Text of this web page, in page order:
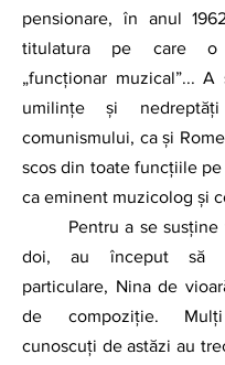
pensionare, în anul
titulatura pe care
„funcționar muzical”...
umilințe și
comunismului, ca și
scos din toate funcțiile pe
ca eminent muzicolog și
doi, au început să
particulare, Nina de
de compoziție.
cunoscuți de astăzi au